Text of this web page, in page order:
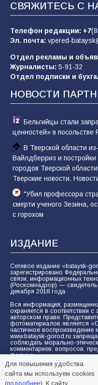
пропагандистский
«Слухами Москву
заявления Киева о
отчаяние, а не
79 02.08.2026
СВЯЖИТЕСЬ С
Телефон редакции: +7
Эл. почта: vpered-
Отдел рекламы и
Журналисты: 5-91-32
Отдел подписки и
НОВОСТИ
Бельгийцы стали
ценностей» в посольстве
В Тверской области
Вайлдберриз и
городов Тверской
Тверские новости.
"Убил профессора
смерти ученого Зезина,
с горохом
ИЗДАНИЕ
Сетевое издание «bataysk-
зарегистрировано
связи, информационных
(Роскомнадзор) —
декабря 2018 года.
Вся информация,
охраняется в соответствии
авторском праве.
фотоматериалов является
частичное воспроизведение
www.bataysk-gorod.ru
соблюдать морально-
комментариев, вопросов,
форуме.
Политика
Согласие на обработку
Для повышения удобства
сайта мы используем cookies
(подробнее). К сайту